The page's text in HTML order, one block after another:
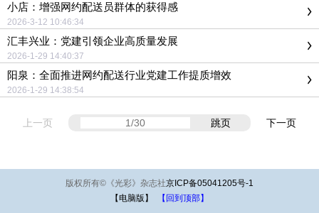
小店：增强网约配送员群体的获得感
2026-3-12 10:46:34
汇丰兴业：党建引领企业高质量发展
2026-1-29 14:40:37
阳泉：全面推进网约配送行业党建工作提质增效
2026-1-29 14:38:54
上一页 跳页 下一页
版权所有© 《光彩》杂志社京ICP备05041205号-1
【电脑版】
【回到顶部】